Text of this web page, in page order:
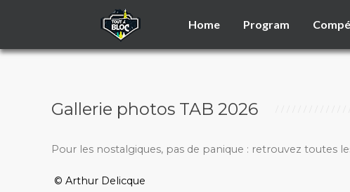
Home Program
Gallerie photos TAB 2026
Pour les nostalgiques, pas de panique : retrouvez toutes
© Arthur Delicque